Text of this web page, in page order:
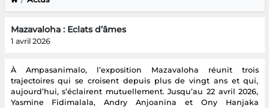
Mazavaloha : Eclats d’âmes
1 avril 2026
À Ampasanimalo, l’exposition Mazavaloha réunit trois
trajectoires qui se croisent depuis plus de vingt ans et qui,
aujourd’hui, s’éclairent mutuellement. Jusqu’au 22 avril 2026,
Yasmine Fidimalala, Andry Anjoanina et Ony Hanjaka